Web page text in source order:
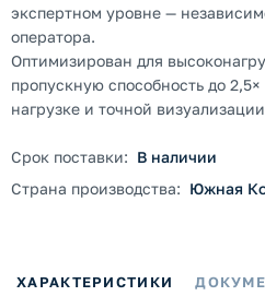
экспертном уровне —
оператора.
Оптимизирован для
пропускную способность до
нагрузке и точной
Срок поставки: В наличии
Страна производства: Южная
ХАРАКТЕРИСТИКИ